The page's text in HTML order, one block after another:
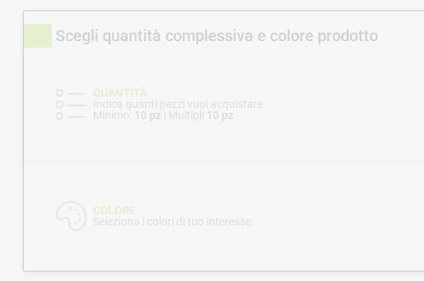
Scegli quantità complessiva e colore prodotto
QUANTITÀ
Indica quanti pezzi vuoi acquistare.
Minimo: 10 pz | Multipli 10 pz
COLORE
Seleziona i colori di tuo interesse.